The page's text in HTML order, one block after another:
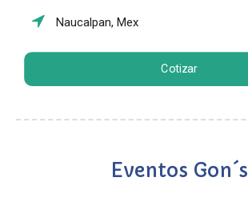
Naucalpan, Mex
Cotizar
Eventos Gon´s